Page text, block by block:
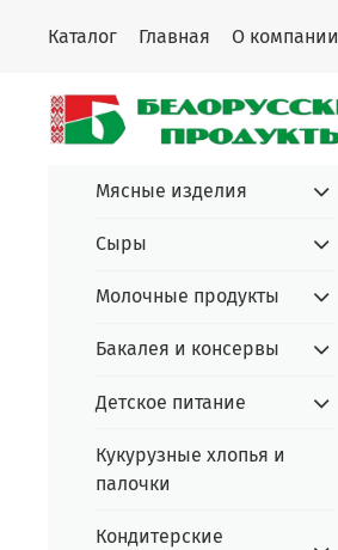
Каталог Главная О компании
Мясные изделия
Сыры
Молочные продукты
Бакалея и консервы
Детское питание
Кукурузные хлопья и
палочки
Кондитерские